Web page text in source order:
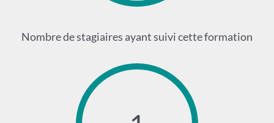
Nombre de stagiaires ayant suivi cette formation